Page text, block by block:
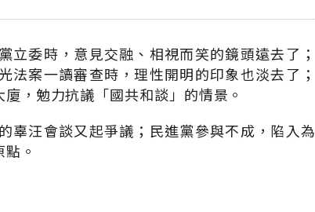
委時，意見交融、相視而笑的鏡頭遠去了；
案一讀審查時，理性開明的印象也淡去了；
，勉力抗議「國共和談」的情景。
辜汪會談又起爭議；民進黨參與不成，陷入為
。